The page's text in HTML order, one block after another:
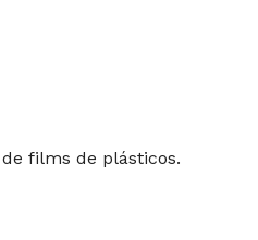
films de plásticos.